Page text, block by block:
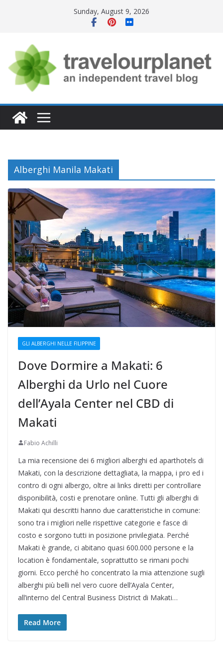
Sunday, August 9, 2026
Alberghi Manila Makati
GLI ALBERGHI NELLE FILIPPINE
Dove Dormire a Makati: 6
Alberghi da Urlo nel Cuore
dell’Ayala Center nel CBD di
Makati
Fabio Achilli
La mia recensione dei 6 migliori alberghi ed aparthotels di
Makati, con la descrizione dettagliata, la mappa, i pro ed i
contro di ogni albergo, oltre ai links diretti per controllare
disponibilità, costi e prenotare online. Tutti gli alberghi di
Makati qui descritti hanno due caratteristiche in comune:
sono tra i migliori nelle rispettive categorie e fasce di
costo e sorgono tutti in posizione privilegiata. Perché
Makati è grande, ci abitano quasi 600.000 persone e la
location è fondamentale, soprattutto se rimani pochi
giorni. Ecco perché ho concentrato la mia attenzione sugli
alberghi più belli nel vero cuore dell’Ayala Center,
all’interno del Central Business District di Makati…
Read More